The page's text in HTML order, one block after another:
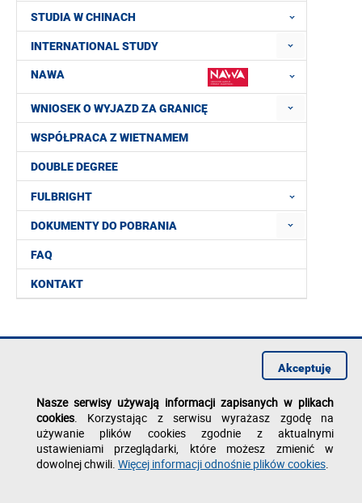
STUDIA W CHINACH
INTERNATIONAL STUDY
NAWA
WNIOSEK O WYJAZD ZA GRANICĘ
WSPÓŁPRACA Z WIETNAMEM
DOUBLE DEGREE
FULBRIGHT
DOKUMENTY DO POBRANIA
FAQ
KONTAKT
Nasze serwisy używają informacji zapisanych w plikach
cookies. Korzystając z serwisu wyrażasz zgodę na
używanie plików cookies zgodnie z aktualnymi
ustawieniami przeglądarki, które możesz zmienić w
dowolnej chwili. Więcej informacji odnośnie plików cookies.
Akceptuję